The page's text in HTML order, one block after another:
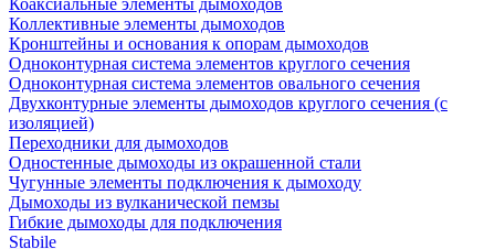
Коаксиальные элементы дымоходов
Коллективные элементы дымоходов
Кронштейны и основания к опорам дымоходов
Одноконтурная система элементов круглого сечения
Одноконтурная система элементов овального сечения
Двухконтурные элементы дымоходов круглого сечения (с
изоляцией)
Переходники для дымоходов
Одностенные дымоходы из окрашенной стали
Чугунные элементы подключения к дымоходу
Дымоходы из вулканической пемзы
Гибкие дымоходы для подключения
Stabile